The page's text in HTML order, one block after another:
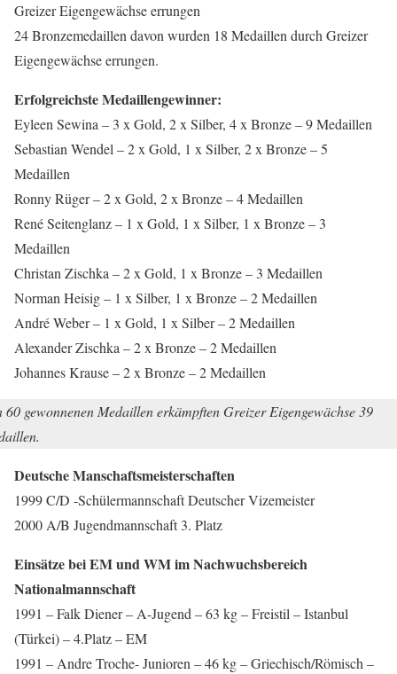
Greizer Eigengewächse errungen
24 Bronzemedaillen davon wurden 18 Medaillen durch Greizer
Eigengewächse errungen.
Erfolgreichste Medaillengewinner:
Eyleen Sewina – 3 x Gold, 2 x Silber, 4 x Bronze – 9 Medaillen
Sebastian Wendel – 2 x Gold, 1 x Silber, 2 x Bronze – 5
Medaillen
Ronny Rüger – 2 x Gold, 2 x Bronze – 4 Medaillen
René Seitenglanz – 1 x Gold, 1 x Silber, 1 x Bronze – 3
Medaillen
Christan Zischka – 2 x Gold, 1 x Bronze – 3 Medaillen
Norman Heisig – 1 x Silber, 1 x Bronze – 2 Medaillen
André Weber – 1 x Gold, 1 x Silber – 2 Medaillen
Alexander Zischka – 2 x Bronze – 2 Medaillen
Johannes Krause – 2 x Bronze – 2 Medaillen
60 gewonnenen Medaillen erkämpften Greizer Eigengewächse 39
Deutsche Manschaftsmeisterschaften
1999 C/D -Schülermannschaft Deutscher Vizemeister
2000 A/B Jugendmannschaft 3. Platz
Einsätze bei EM und WM im Nachwuchsbereich
Nationalmannschaft
1991 – Falk Diener – A-Jugend – 63 kg – Freistil – Istanbul
(Türkei) – 4.Platz – EM
1991 – Andre Troche- Junioren – 46 kg – Griechisch/Römisch –